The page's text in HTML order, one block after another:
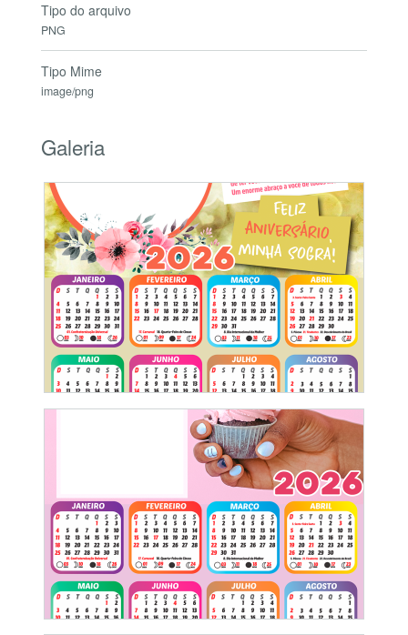
Tipo do arquivo
PNG
Tipo Mime
image/png
Galeria